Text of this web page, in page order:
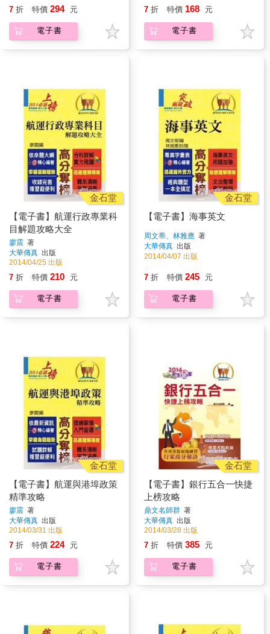
7 折 特價 294 元
電子書
7 折 特價 168 元
電子書
金石堂
【電子書】航運行政專業科
目解題攻略大全
廖震 著
大華傳真 出版
2014/04/25 出版
7 折 特價 210 元
電子書
金石堂
【電子書】海事英文
周文蒂、林雅應 著
大華傳真 出版
2014/04/07 出版
7 折 特價 245 元
電子書
金石堂
【電子書】航運與港埠政策
精準攻略
廖震 著
大華傳真 出版
2014/03/31 出版
7 折 特價 224 元
電子書
金石堂
【電子書】銀行五合一快捷
上榜攻略
鼎文名師群 著
大華傳真 出版
2014/03/28 出版
7 折 特價 385 元
電子書